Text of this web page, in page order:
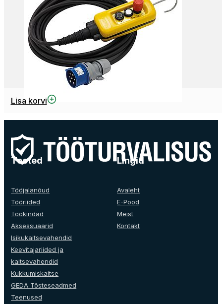
Lisa korvi
Tooted
Tööjalanõud
Tööriided
Töökindad
Aksessuaarid
Isikukaitsevahendid
Keevitajariided ja
kaitsevahendid
Kukkumiskaitse
GEDA Tõsteseadmed
Teenused
Lingid
Avaleht
E-Pood
Meist
Kontakt